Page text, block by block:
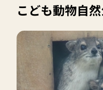
こども動物自